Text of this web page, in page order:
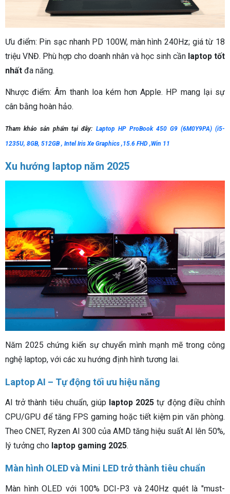
Ưu điểm: Pin sạc nhanh PD 100W, màn hình 240Hz; giá từ 18
triệu VNĐ. Phù hợp cho doanh nhân và học sinh cần laptop tốt
nhất đa năng.
Nhược điểm: Âm thanh loa kém hơn Apple. HP mang lại sự
cân bằng hoàn hảo.
Tham khảo sản phẩm tại đây: Laptop HP ProBook 450 G9 (6M0Y9PA) (i5-
1235U, 8GB, 512GB , Intel Iris Xe Graphics ,15.6 FHD ,Win 11
Xu hướng laptop năm 2025
Năm 2025 chứng kiến sự chuyển mình mạnh mẽ trong công
nghệ laptop, với các xu hướng định hình tương lai.
Laptop AI – Tự động tối ưu hiệu năng
AI trở thành tiêu chuẩn, giúp laptop 2025 tự động điều chỉnh
CPU/GPU để tăng FPS gaming hoặc tiết kiệm pin văn phòng.
Theo CNET, Ryzen AI 300 của AMD tăng hiệu suất AI lên 50%,
lý tưởng cho laptop gaming 2025.
Màn hình OLED và Mini LED trở thành tiêu chuẩn
Màn hình OLED với 100% DCI-P3 và 240Hz quét là "must-